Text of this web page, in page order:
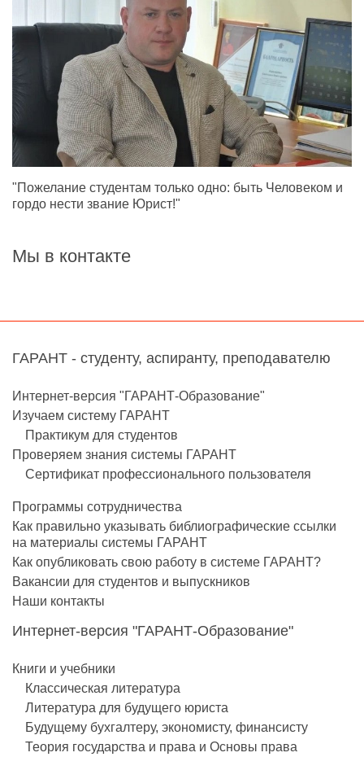
"Пожелание студентам только одно: быть Человеком и
гордо нести звание Юрист!"
Мы в контакте
ГАРАНТ - студенту, аспиранту, преподавателю
Интернет-версия "ГАРАНТ-Образование"
Изучаем систему ГАРАНТ
Практикум для студентов
Проверяем знания системы ГАРАНТ
Сертификат профессионального пользователя
Программы сотрудничества
Как правильно указывать библиографические ссылки
на материалы системы ГАРАНТ
Как опубликовать свою работу в системе ГАРАНТ?
Вакансии для студентов и выпускников
Наши контакты
Интернет-версия "ГАРАНТ-Образование"
Книги и учебники
Классическая литература
Литература для будущего юриста
Будущему бухгалтеру, экономисту, финансисту
Теория государства и права и Основы права